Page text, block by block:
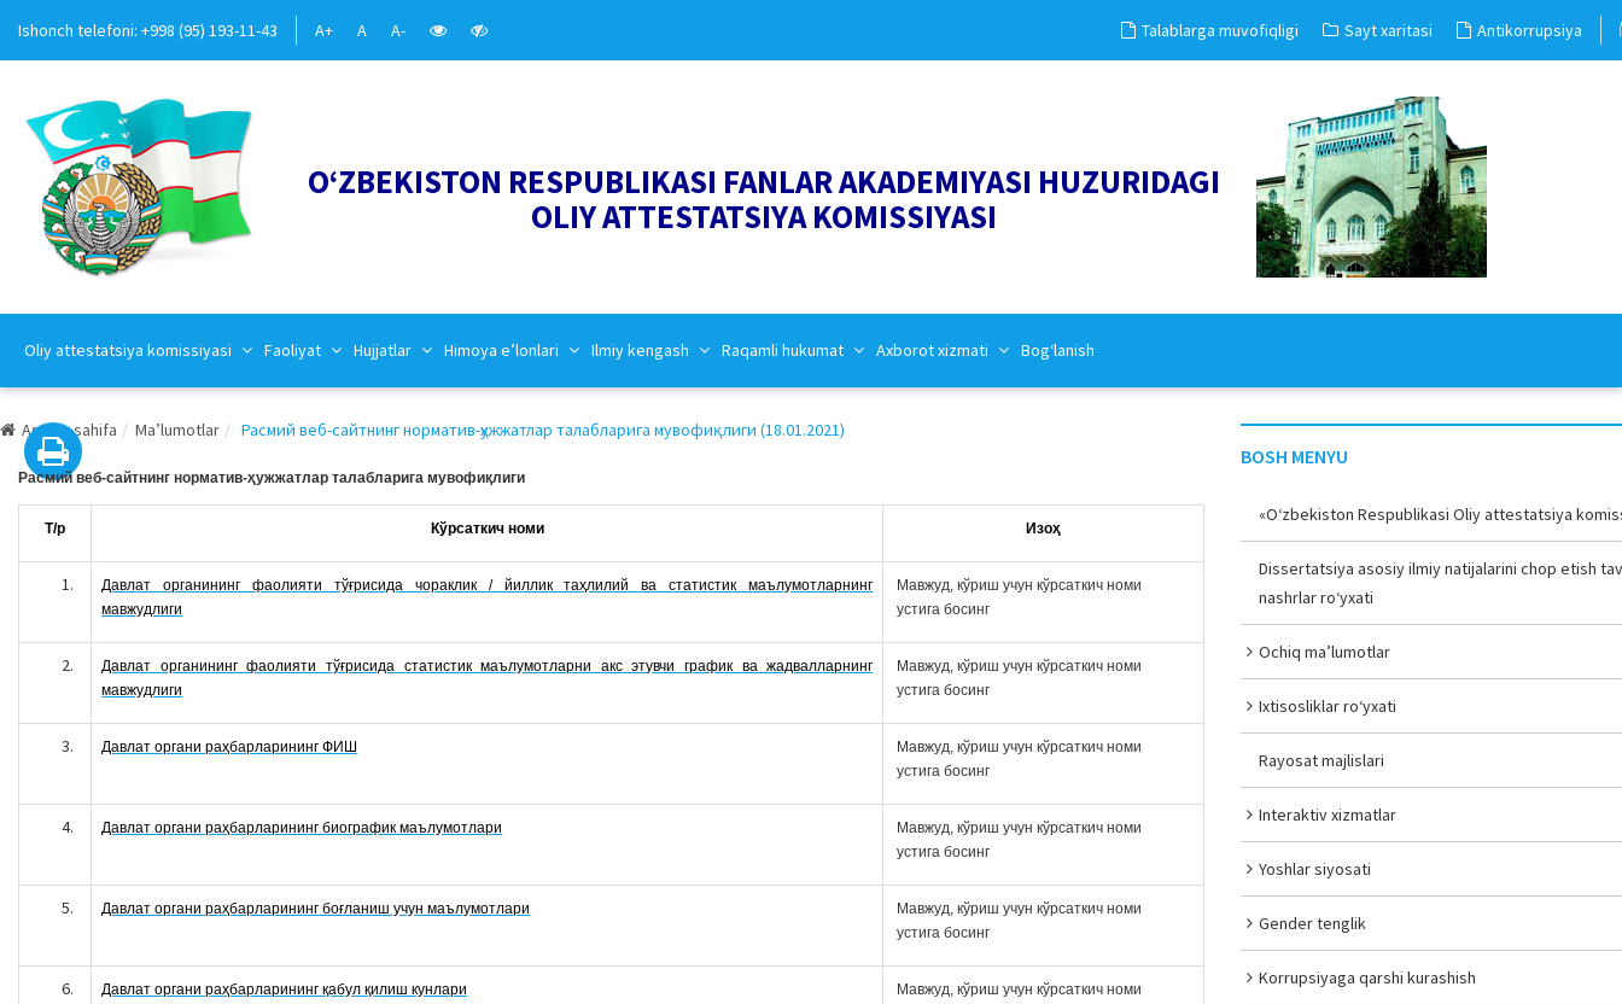
Ishonch telefoni: +998 (95) 193-11-43 A+ A A- Talablarga muvofiqligi Sayt xaritasi Antikorrupsiya
O‘ZBEKISTON RESPUBLIKASI FANLAR AKADEMIYASI HUZURIDAGI
OLIY ATTESTATSIYA KOMISSIYASI
Oliy attestatsiya komissiyasi Faoliyat Hujjatlar Himoya e’lonlari Ilmiy kengash Raqamli hukumat Axborot xizmati Bog‘lanish
Asosiy sahifa Ma’lumotlar Расмий веб-сайтнинг норматив-ҳужжатлар талабларига мувофиқлиги (18.01.2021)
Расмий веб-сайтнинг норматив-ҳужжатлар талабларига мувофиқлиги
Т/р Кўрсаткич номи Изоҳ
Давлат органининг фаолияти тўғрисида чораклик / йиллик таҳлилий ва статистик маълумотларнинг
мавжудлиги
Мавжуд, кўриш учун кўрсаткич номи
устига босинг
Давлат органининг фаолияти тўғрисида статистик маълумотларни акс этувчи график ва жадвалларнинг
мавжудлиги
Мавжуд, кўриш учун кўрсаткич номи
устига босинг
Давлат органи раҳбарларининг ФИШ
Мавжуд, кўриш учун кўрсаткич номи
устига босинг
Давлат органи раҳбарларининг биографик маълумотлари
Мавжуд, кўриш учун кўрсаткич номи
устига босинг
Давлат органи раҳбарларининг боғланиш учун маълумотлари
Мавжуд, кўриш учун кўрсаткич номи
устига босинг
Давлат органи раҳбарларининг қабул қилиш кунлари
Мавжуд, кўриш учун кўрсаткич номи
BOSH MENYU
«O‘zbekiston Respublikasi Oliy attestatsiya
Dissertatsiya asosiy ilmiy natijalarini chop etish
nashrlar ro‘yxati
Ochiq ma’lumotlar
Ixtisosliklar ro‘yxati
Rayosat majlislari
Interaktiv xizmatlar
Yoshlar siyosati
Gender tenglik
Korrupsiyaga qarshi kurashish